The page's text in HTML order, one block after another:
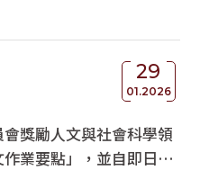
29
01.2026
獎勵人文與社會科學領
業要點」，並自即日生